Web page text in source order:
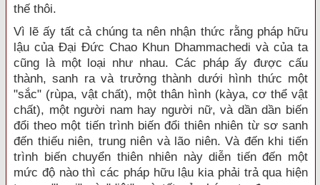
thế thôi.
Vì lẽ ấy tất cả chúng ta nên nhận thức rằng pháp hữu
lậu của Ðại Ðức Chao Khun Dhammachedi và của ta
cũng là một loại như nhau. Các pháp ấy được cấu
thành, sanh ra và trưởng thành dưới hình thức một
"sắc" (rùpa, vật chất), một thân hình (kàya, cơ thể vật
chất), một người nam hay người nữ, và dần dần biến
đổi theo một tiến trình biến đổi thiên nhiên từ sơ sanh
đến thiếu niên, trung niên và lão niên. Và đến khi tiến
trình biến chuyển thiên nhiên này diễn tiến đến một
mức độ nào thì các pháp hữu lậu kia phải trả qua hiện